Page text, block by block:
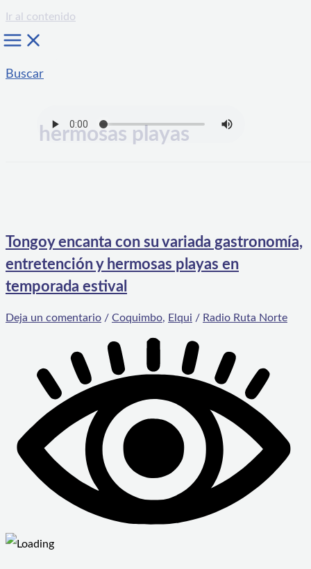
Ir al contenido
Buscar
hermosas playas
Tongoy encanta con su variada gastronomía,
entretención y hermosas playas en
temporada estival
Deja un comentario / Coquimbo, Elqui / Radio Ruta Norte